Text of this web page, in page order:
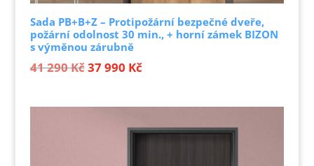
Sada PB+B+Z – Protipožární bezpečné dveře,
požární odolnost 30 min., + horní zámek BIZON
s výměnou zárubně
41 290Kč Původní
37 990 KčAktuální